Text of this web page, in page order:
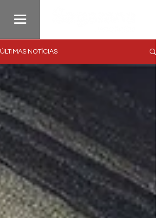
ÚLTIMAS NOTÍCIAS